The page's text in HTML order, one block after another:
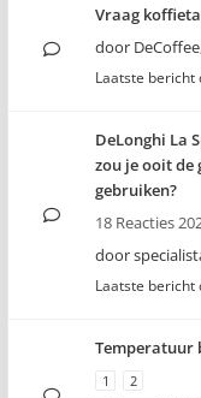
Vraag
door DeCoffee
Laatste bericht
DeLonghi La
zou je ooit de
gebruiken?
18 Reacties
door
Laatste bericht
Temperatuur
1 2